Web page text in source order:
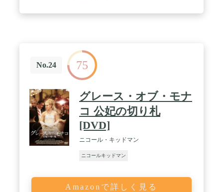
No.24 75
グレース・オブ・モナ
コ 公妃の切り札
[DVD]
ニコール・キッドマン
ニコールキッドマン
Amazonで詳しく見る